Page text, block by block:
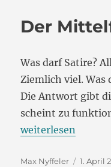
Der
Was darf Satire?
Ziemlich viel. Was
Die Antwort gibt
scheint zu
„Der Mittelfinger“
weiterlesen
Autor
Max Nyffeler 1. April